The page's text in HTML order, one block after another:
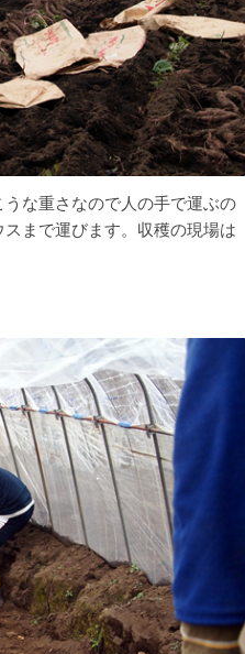
な重さなので人の手で運ぶの
まで運びます。収穫の現場は